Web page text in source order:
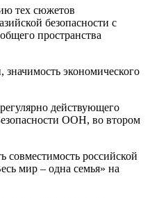
тех сюжетов
безопасности с
пространства
экономического
действующего
ООН, во втором
совместимость российской
мир – одна семья» на